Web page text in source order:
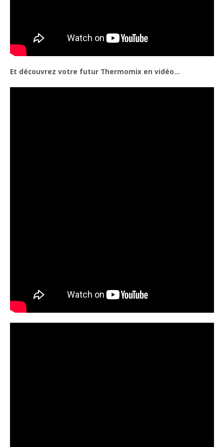
Et découvrez votre futur Thermomix en vidéo…